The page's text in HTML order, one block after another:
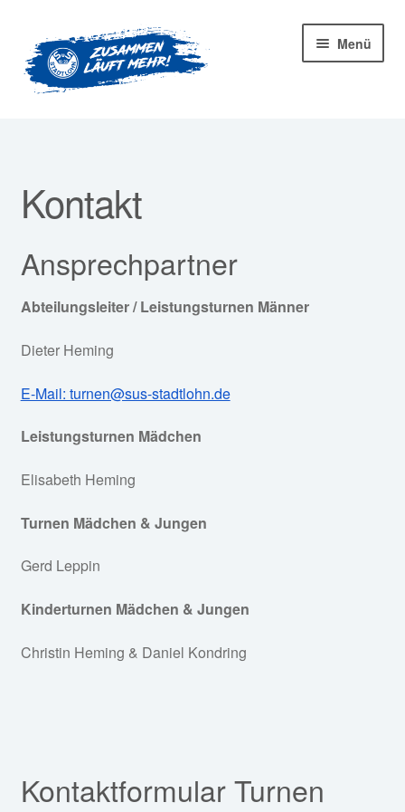
Navigation
springen
Zum
Inhalt
springen
Menü
Unser Verein
Abteilungen
Kurse
Sponsoren
Service
Kontakt
Ansprechpartner
Abteilungsleiter / Leistungsturnen Männer
Dieter Heming
E-Mail: turnen@sus-stadtlohn.de
Leistungsturnen Mädchen
Elisabeth Heming
Turnen Mädchen & Jungen
Gerd Leppin
Kinderturnen Mädchen & Jungen
Christin Heming & Daniel Kondring
Kontaktformular Turnen